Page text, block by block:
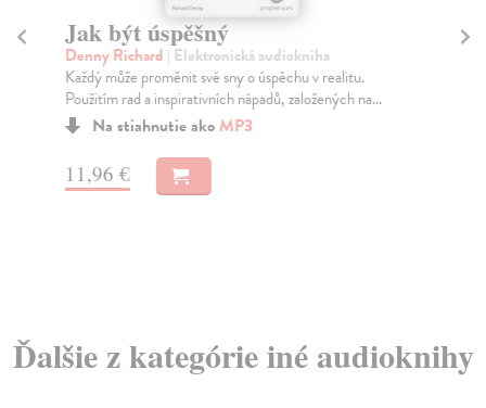
Jak být úspěšný
Denny Richard | Elektronická audiokniha
Každý může proměnit své sny o úspěchu v realitu.
Použitím rad a inspirativních nápadů, založených na...
Na stiahnutie akoMP3
11,96 €
Ďalšie z kategórie iné audioknihy